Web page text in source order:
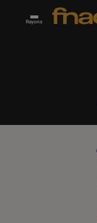
Rayons